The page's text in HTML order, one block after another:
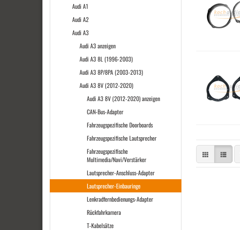
Audi A1
Audi A2
Audi A3
Audi A3 anzeigen
Audi A3 8L (1996-2003)
Audi A3 8P/8PA (2003-2013)
Audi A3 8V (2012-2020)
Audi A3 8V (2012-2020) anzeigen
CAN-Bus-Adapter
Fahrzeugspezifische Doorboards
Fahrzeugspezifische Lautsprecher
Fahrzeugspezifische
Multimedia/Navi/Verstärker
Lautsprecher-Anschluss-Adapter
Lautsprecher-Einbauringe
Lenkradfernbedienungs-Adapter
Rückfahrkamera
T-Kabelsätze